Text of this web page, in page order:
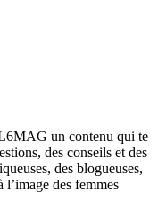
un contenu qui te
des conseils et des
des blogueuses,
l’image des femmes